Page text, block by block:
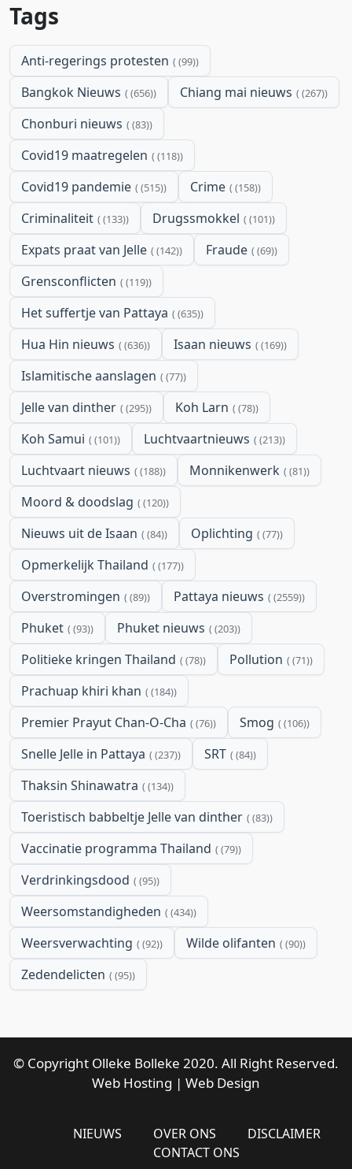
Tags
Anti-regerings protesten (99)
Bangkok Nieuws (656) Chiang mai nieuws (267)
Chonburi nieuws (83)
Covid19 maatregelen (118)
Covid19 pandemie (515) Crime (158)
Criminaliteit (133) Drugssmokkel (101)
Expats praat van Jelle (142) Fraude (69)
Grensconflicten (119)
Het suffertje van Pattaya (635)
Hua Hin nieuws (636) Isaan nieuws (169)
Islamitische aanslagen (77)
Jelle van dinther (295) Koh Larn (78)
Koh Samui (101) Luchtvaartnieuws (213)
Luchtvaart nieuws (188) Monnikenwerk (81)
Moord & doodslag (120)
Nieuws uit de Isaan (84) Oplichting (77)
Opmerkelijk Thailand (177)
Overstromingen (89) Pattaya nieuws (2559)
Phuket (93) Phuket nieuws (203)
Politieke kringen Thailand (78) Pollution (71)
Prachuap khiri khan (184)
Premier Prayut Chan-O-Cha (76) Smog (106)
Snelle Jelle in Pattaya (237) SRT (84)
Thaksin Shinawatra (134)
Toeristisch babbeltje Jelle van dinther (83)
Vaccinatie programma Thailand (79)
Verdrinkingsdood (95)
Weersomstandigheden (434)
Weersverwachting (92) Wilde olifanten (90)
Zedendelicten (95)
© Copyright Olleke Bolleke 2020. All Right Reserved.
Web Hosting | Web Design
NIEUWS OVER ONS
DISCLAIMER
CONTACT ONS